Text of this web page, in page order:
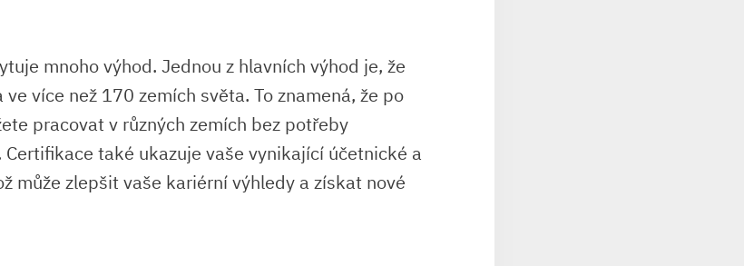
mnoho výhod. Jednou z hlavních výhod je, že
více než 170 zemích světa. To znamená, že po
pracovat v různých zemích bez potřeby
také ukazuje vaše vynikající účetnické a
může zlepšit vaše kariérní výhledy a získat nové